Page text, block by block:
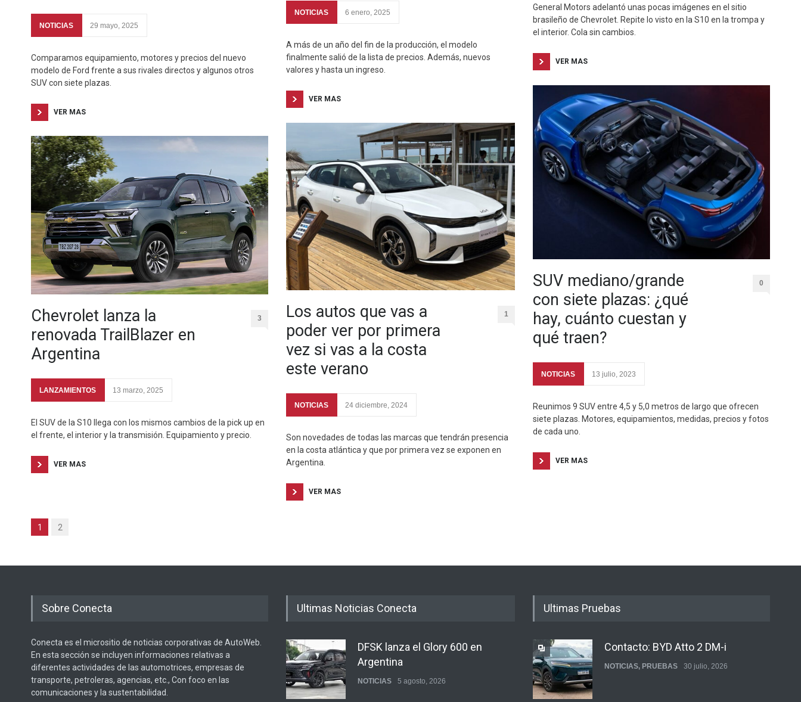
NOTICIAS 29 mayo, 2025
Comparamos equipamiento, motores y precios del nuevo
modelo de Ford frente a sus rivales directos y algunos otros
SUV con siete plazas.
VER MAS
Chevrolet lanza la
renovada TrailBlazer en
Argentina
3
LANZAMIENTOS 13 marzo, 2025
El SUV de la S10 llega con los mismos cambios de la pick up en
el frente, el interior y la transmisión. Equipamiento y precio.
VER MAS
NOTICIAS 6 enero, 2025
A más de un año del fin de la producción, el modelo
finalmente salió de la lista de precios. Además, nuevos
valores y hasta un ingreso.
VER MAS
Los autos que vas a
poder ver por primera
vez si vas a la costa
este verano
1
NOTICIAS 24 diciembre, 2024
Son novedades de todas las marcas que tendrán presencia
en la costa atlántica y que por primera vez se exponen en
Argentina.
VER MAS
General Motors adelantó unas pocas imágenes en el sitio
brasileño de Chevrolet. Repite lo visto en la S10 en la trompa y
el interior. Cola sin cambios.
VER MAS
SUV mediano/grande
con siete plazas: ¿qué
hay, cuánto cuestan y
qué traen?
0
NOTICIAS 13 julio, 2023
Reunimos 9 SUV entre 4,5 y 5,0 metros de largo que ofrecen
siete plazas. Motores, equipamientos, medidas, precios y fotos
de cada uno.
VER MAS
1 2
Sobre Conecta
Conecta es el micrositio de noticias corporativas de AutoWeb.
En esta sección se incluyen informaciones relativas a
diferentes actividades de las automotrices, empresas de
transporte, petroleras, agencias, etc., Con foco en las
comunicaciones y la sustentabilidad.
Ultimas Noticias Conecta
DFSK lanza el Glory 600 en
Argentina
NOTICIAS 5 agosto, 2026
Ultimas Pruebas
Contacto: BYD Atto 2 DM-i
NOTICIAS, PRUEBAS 30 julio, 2026